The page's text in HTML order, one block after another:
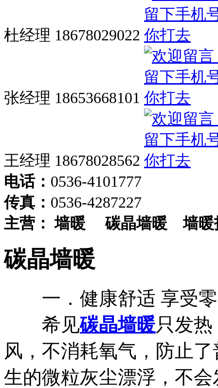
杜经理 18678029022
张经理 18653668101
王经理 18678028562
电话： 0536-4101777
传真： 0536-4287227
主营： 墙暖碳晶墙暖墙暖
碳晶墙暖
一．健康舒适 享受零
希见碳晶墙暖只发
风，不消耗氧气，防止
生的微粒灰尘漂浮，不